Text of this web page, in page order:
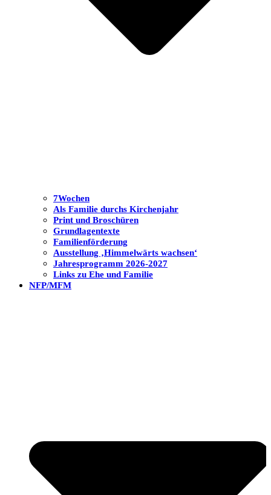
7Wochen
Als Familie durchs Kirchenjahr
Print und Broschüren
Grundlagentexte
Familienförderung
Ausstellung ‚Himmelwärts wachsen‘
Jahresprogramm 2026-2027
Links zu Ehe und Familie
NFP/MFM